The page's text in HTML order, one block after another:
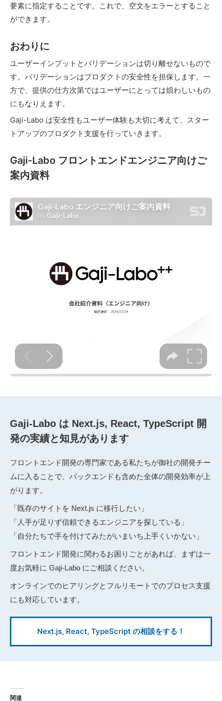
要素に指定することです。これで、空文をエラーとすること
ができます。
おわりに
ユーザーインプットとバリデーションは切り離せないもので
す。バリデーションはプロダクトの安全性を担保します。一
方で、提供の仕方次第ではユーザーにとっては煩わしいもの
にもなりえます。
Gaji-Labo は安全性もユーザー体験も大切に考えて、スター
トアップのプロダクト支援を行っていきます。
Gaji-Labo フロントエンドエンジニア向けご
案内資料
Gaji-Labo は Next.js, React, TypeScript 開
発の実績と知見があります
フロントエンド開発の専門家である私たちが御社の開発チー
ムに入ることで、バックエンドも含めた全体の開発効率が上
がります。
「既存のサイトを Next.js に移行したい」
「人手が足りず信頼できるエンジニアを探している」
「自分たちで手を付けてみたがいまいち上手くいかない」
フロントエンド開発に関わるお困りごとがあれば、まずは一
度お気軽に Gaji-Labo にご相談ください。
オンラインでのヒアリングとフルリモートでのプロセス支援
にも対応しています。
Next.js, React, TypeScript の相談をする！
関連